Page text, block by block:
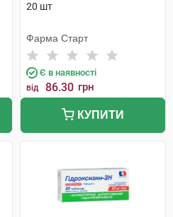
20 шт
Фарма Старт
Є в наявності
від 86.30 грн
КУПИТИ